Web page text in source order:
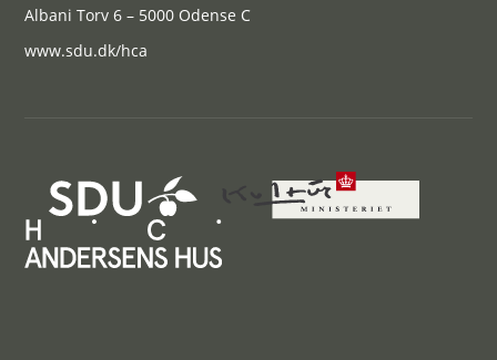
Albani Torv 6 – 5000 Odense C
www.sdu.dk/hca